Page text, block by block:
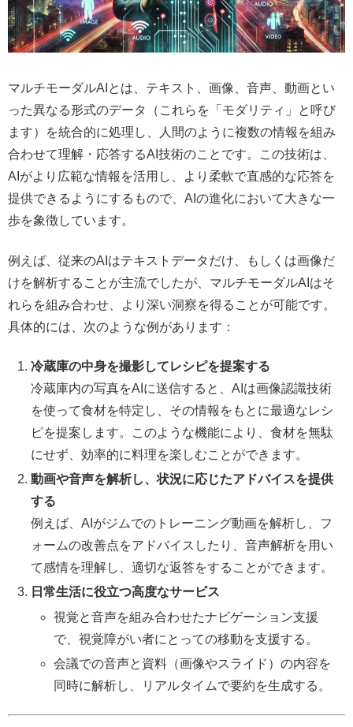
マルチモーダルAIとは、テキスト、画像、音声、動画とい
った異なる形式のデータ（これらを「モダリティ」と呼び
ます）を統合的に処理し、人間のように複数の情報を組み
合わせて理解・応答するAI技術のことです。この技術は、
AIがより広範な情報を活用し、より柔軟で直感的な応答を
提供できるようにするもので、AIの進化において大きな一
歩を象徴しています。
例えば、従来のAIはテキストデータだけ、もしくは画像だ
けを解析することが主流でしたが、マルチモーダルAIはそ
れらを組み合わせ、より深い洞察を得ることが可能です。
具体的には、次のような例があります：
冷蔵庫の中身を撮影してレシピを提案する
冷蔵庫内の写真をAIに送信すると、AIは画像認識技術
を使って食材を特定し、その情報をもとに最適なレシ
ピを提案します。このような機能により、食材を無駄
にせず、効率的に料理を楽しむことができます。
動画や音声を解析し、状況に応じたアドバイスを提供
する
例えば、AIがジムでのトレーニング動画を解析し、フ
ォームの改善点をアドバイスしたり、音声解析を用い
て感情を理解し、適切な返答をすることができます。
日常生活に役立つ高度なサービス
視覚と音声を組み合わせたナビゲーション支援
で、視覚障がい者にとっての移動を支援する。
会議での音声と資料（画像やスライド）の内容を
同時に解析し、リアルタイムで要約を生成する。